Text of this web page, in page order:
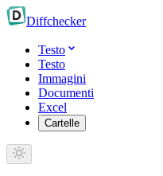
Diffchecker
Testo
Testo
Immagini
Documenti
Excel
Cartelle